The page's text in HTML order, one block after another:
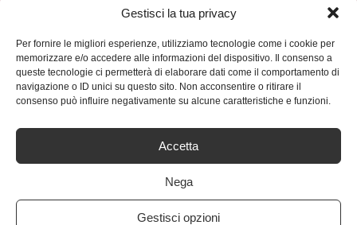
Gestisci la tua privacy
Per fornire le migliori esperienze, utilizziamo tecnologie come i cookie per
memorizzare e/o accedere alle informazioni del dispositivo. Il consenso a
queste tecnologie ci permetterà di elaborare dati come il comportamento di
navigazione o ID unici su questo sito. Non acconsentire o ritirare il
consenso può influire negativamente su alcune caratteristiche e funzioni.
Accetta
Nega
Gestisci opzioni
IDROPULITRICE
SHARE THIS POST
RELATED POSTS